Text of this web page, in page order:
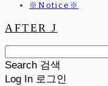
※Notice※
AFTER J
Search 검색
Log In 로그인